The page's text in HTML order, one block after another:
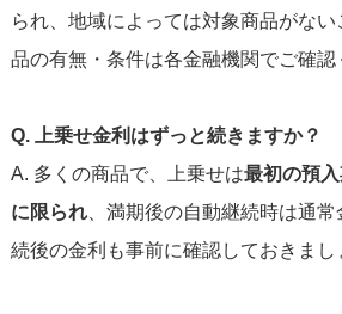
られ、地域によっては対象商品がな
品の有無・条件は各金融機関でご確認
Q. 上乗せ金利はずっと続きますか？
A. 多くの商品で、上乗せは最初の預入
に限られ、満期後の自動継続時は通
続後の金利も事前に確認しておきまし